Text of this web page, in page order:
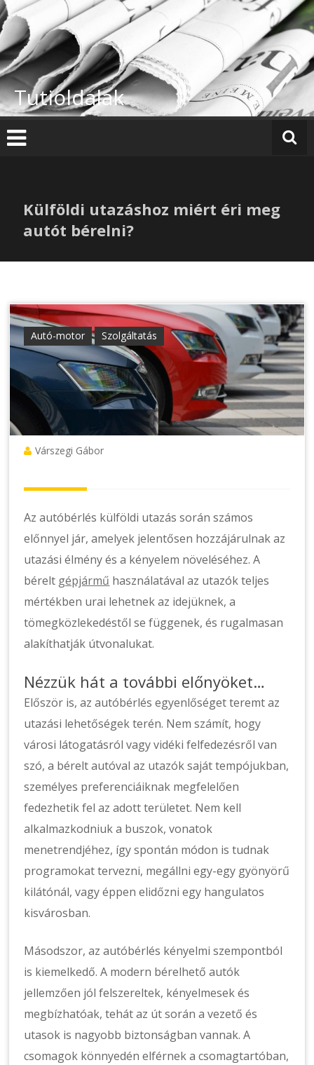
Skip
to
content
Tutioldalak
Külföldi utazáshoz miért éri meg
autót bérelni?
Autó-motor Szolgáltatás
Várszegi Gábor
Az autóbérlés külföldi utazás során számos
előnnyel jár, amelyek jelentősen hozzájárulnak az
utazási élmény és a kényelem növeléséhez. A
bérelt gépjármű használatával az utazók teljes
mértékben urai lehetnek az idejüknek, a
tömegközlekedéstől se függenek, és rugalmasan
alakíthatják útvonalukat.
Nézzük hát a további előnyöket…
Először is, az autóbérlés egyenlőséget teremt az
utazási lehetőségek terén. Nem számít, hogy
városi látogatásról vagy vidéki felfedezésről van
szó, a bérelt autóval az utazók saját tempójukban,
személyes preferenciáiknak megfelelően
fedezhetik fel az adott területet. Nem kell
alkalmazkodniuk a buszok, vonatok
menetrendjéhez, így spontán módon is tudnak
programokat tervezni, megállni egy-egy gyönyörű
kilátónál, vagy éppen elidőzni egy hangulatos
kisvárosban.
Másodszor, az autóbérlés kényelmi szempontból
is kiemelkedő. A modern bérelhető autók
jellemzően jól felszereltek, kényelmesek és
megbízhatóak, tehát az út során a vezető és
utasok is nagyobb biztonságban vannak. A
csomagok könnyedén elférnek a csomagtartóban,